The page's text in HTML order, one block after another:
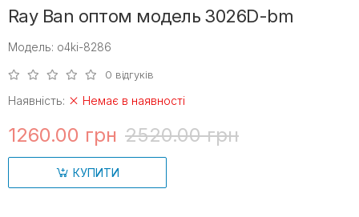
Ray Ban оптом модель 3026D-bm
Модель: o4ki-8286
0 відгуків
Наявність: Немає в наявності
1260.00 грн 2520.00 грн
КУПИТИ